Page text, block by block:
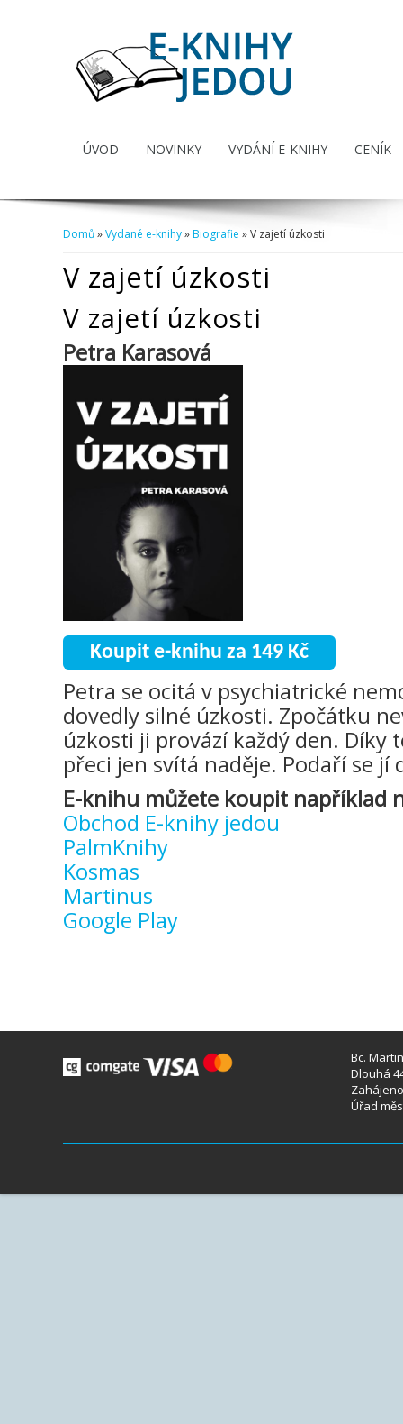
ÚVOD NOVINKY VYDÁNÍ E-KNIHY CENÍK
Domů»Vydané e-knihy»Biografie » V zajetí úzkosti
V zajetí úzkosti
V zajetí úzkosti
Petra Karasová
Koupit e-knihu za 149 Kč
Petra se ocitá v psychiatrické
dovedly silné úzkosti. Zpočátku
úzkosti ji provází každý den. Díky
přeci jen svítá naděje. Podaří se jí
E-knihu můžete koupit například
Obchod E-knihy jedou
PalmKnihy
Kosmas
Martinus
Google Play
Bc.
Dlouhá
Úřad